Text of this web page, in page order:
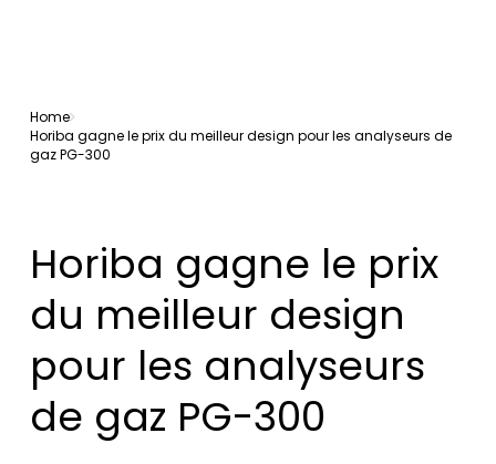
Home
Horiba gagne le prix du meilleur design pour les analyseurs de
gaz PG-300
Horiba gagne le prix
du meilleur design
pour les analyseurs
de gaz PG-300